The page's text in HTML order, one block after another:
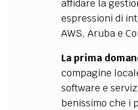
affidare la
espressioni di
AWS, Aruba e
La prima
compagine
software e
benissimo che i